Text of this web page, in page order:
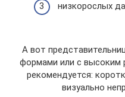
низкорослых
А вот
формами или с высоким
рекомендуется:
визуально